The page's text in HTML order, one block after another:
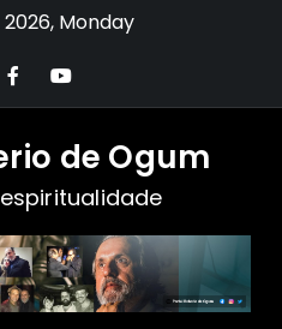
Monday
de Ogum